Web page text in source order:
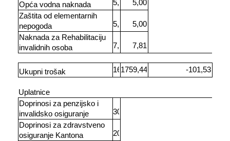
Opća vodna naknada
Zaštita od elementarnih
nepogoda
Naknada za Rehabilitaciju
invalidnih osoba
Ukupni trošak
Uplatnice
Doprinosi za penzijsko i
invalidsko osiguranje
Doprinosi za zdravstveno
osiguranje Kantona